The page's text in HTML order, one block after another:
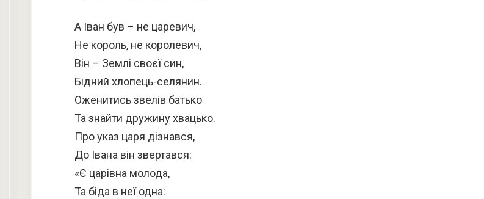
А Іван був – не царевич,
Не король, не королевич,
Він – Землі своєї син,
Бідний хлопець-селянин.
Оженитись звелів батько
Та знайти дружину хвацько.
Про указ царя дізнався,
До Івана він звертався:
«Є царівна молода,
Та біда в неї одна: